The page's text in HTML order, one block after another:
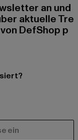
an und
aktuelle Tre
DefShop p